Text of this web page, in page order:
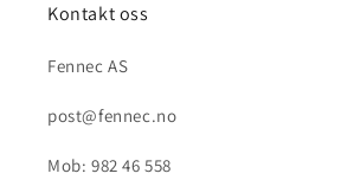
Kontakt oss
Fennec AS
post@fennec.no
Mob: 982 46 558